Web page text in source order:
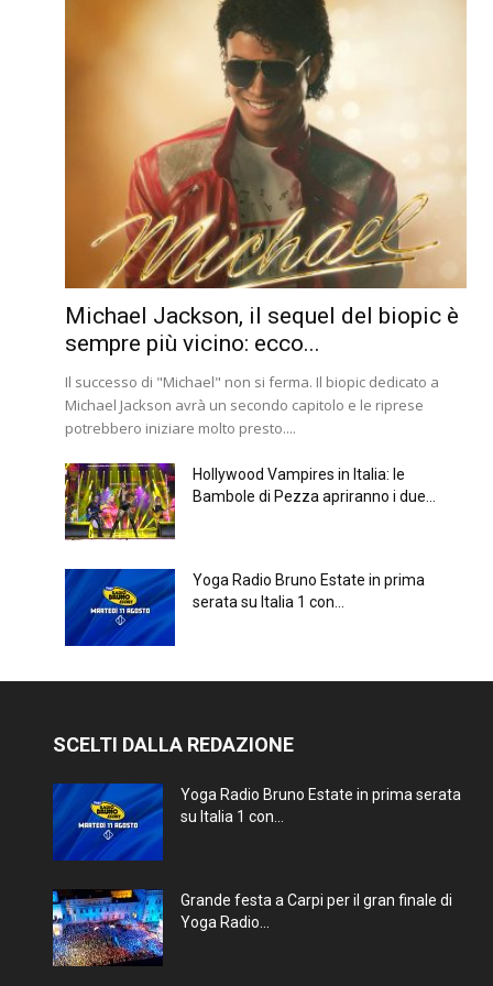
Michael Jackson, il sequel del biopic è
sempre più vicino: ecco...
Il successo di "Michael" non si ferma. Il biopic dedicato a
Michael Jackson avrà un secondo capitolo e le riprese
potrebbero iniziare molto presto....
Hollywood Vampires in Italia: le
Bambole di Pezza apriranno i due...
Yoga Radio Bruno Estate in prima
serata su Italia 1 con...
SCELTI DALLA REDAZIONE
Yoga Radio Bruno Estate in prima serata
su Italia 1 con...
Grande festa a Carpi per il gran finale di
Yoga Radio...